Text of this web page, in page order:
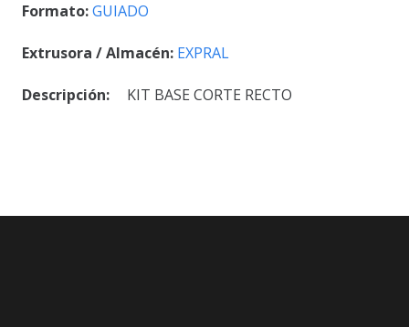
Formato:GUIADO
Extrusora / Almacén: EXPRAL
Descripción: KIT BASE CORTE RECTO